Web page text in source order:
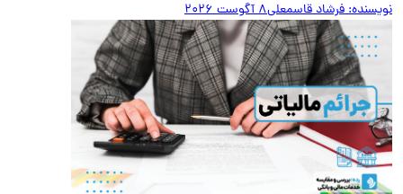
فرشاد قاسمعلی8 آگوست 2026